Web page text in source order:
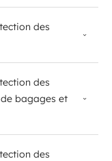
des
des
bagages et
des